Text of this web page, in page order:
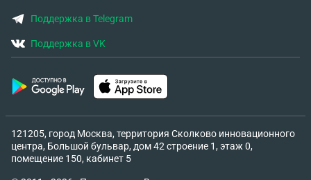
Поддержка в Telegram
Поддержка в VK
121205, город Москва, территория Сколково инновационного
центра, Большой бульвар, дом 42 строение 1, этаж 0,
помещение 150, кабинет 5